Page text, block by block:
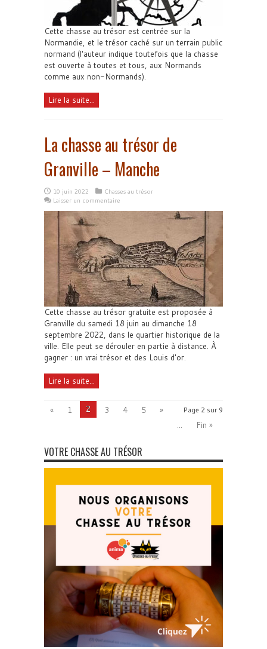
Cette chasse au trésor est centrée sur la
Normandie, et le trésor caché sur un terrain public
normand (l'auteur indique toutefois que la chasse
est ouverte à toutes et tous, aux Normands
comme aux non-Normands).
Lire la suite...
La chasse au trésor de
Granville – Manche
10 juin 2022
Chasses au trésor
Laisser un commentaire
Cette chasse au trésor gratuite est proposée à
Granville du samedi 18 juin au dimanche 18
septembre 2022, dans le quartier historique de la
ville. Elle peut se dérouler en partie à distance. À
gagner : un vrai trésor et des Louis d'or.
Lire la suite...
Page 2 sur 9
« 1 2 3 4 5
»
...
Fin »
VOTRE CHASSE AU TRÉSOR